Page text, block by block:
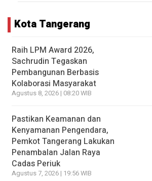
Kota Tangerang
Raih LPM Award 2026,
Sachrudin Tegaskan
Pembangunan Berbasis
Kolaborasi Masyarakat
Agustus 8, 2026 | 08:20 WIB
Pastikan Keamanan dan
Kenyamanan Pengendara,
Pemkot Tangerang Lakukan
Penambalan Jalan Raya
Cadas Periuk
Agustus 7, 2026 | 19:56 WIB